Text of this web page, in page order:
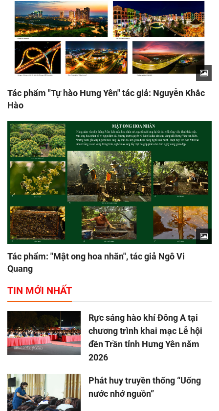
Tác phẩm "Tự hào Hưng Yên" tác giả: Nguyễn Khắc
Hào
Tác phẩm: "Mật ong hoa nhãn", tác giả Ngô Vi
Quang
TIN MỚI NHẤT
Rực sáng hào khí Đông A tại
chương trình khai mạc Lễ hội
đền Trần tỉnh Hưng Yên năm
2026
Phát huy truyền thống “Uống
nước nhớ nguồn”